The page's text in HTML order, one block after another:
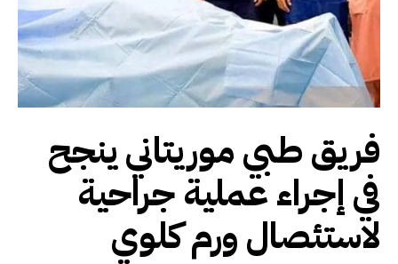
فريق طبي موريتاني ينجح
في إجراء عملية جراحية
لاستئصال ورم كلوي